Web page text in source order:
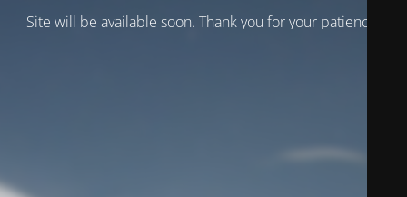
Site will be available soon. Thank you for your patience!